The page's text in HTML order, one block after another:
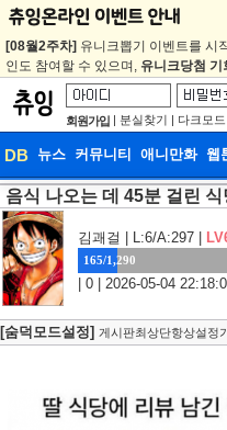
[08월2주차] 유니크뽑기 이벤트를 시
인도 참여할 수 있으며, 유니크당첨 기
회원가입 | 분실찾기 | 다크모드
DB 뉴스 커뮤니티 애니만화 웹
DB 뉴스
웹툰 이미지
음식 나오는 데 45분 걸린 식
김괘걸 | L:6/A:297 |
165/1,290
| 0 | 2026-05-04
[숨덕모드설정] 게시판최상단항상설정